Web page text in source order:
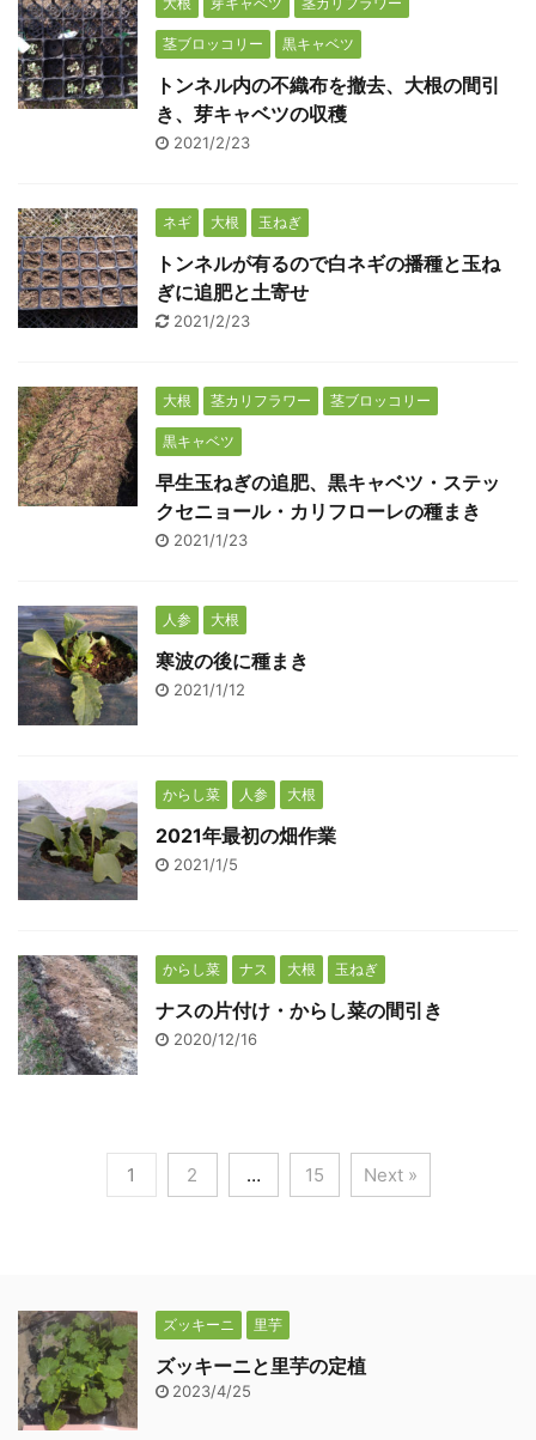
茎ブロッコリー 黒キャベツ
トンネル内の不織布を撤去、大根の間引
き、芽キャベツの収穫
2021/2/23
ネギ 大根 玉ねぎ
トンネルが有るので白ネギの播種と玉ね
ぎに追肥と土寄せ
2021/2/23
大根 茎カリフラワー 茎ブロッコリー
黒キャベツ
早生玉ねぎの追肥、黒キャベツ・ステッ
クセニョール・カリフローレの種まき
2021/1/23
人参 大根
寒波の後に種まき
2021/1/12
からし菜 人参 大根
2021年最初の畑作業
2021/1/5
からし菜 ナス 大根 玉ねぎ
ナスの片付け・からし菜の間引き
2020/12/16
1 2 … 15 Next »
ズッキーニ 里芋
ズッキーニと里芋の定植
2023/4/25